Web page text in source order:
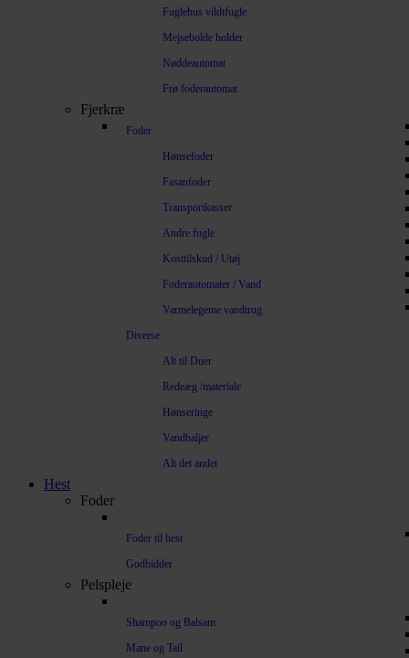
Fuglehus vildtfugle
Mejsebolde holder
Nøddeautomat
Frø foderautomat
Fjerkræ
Foder
Hønsefoder
Fasanfoder
Transportkasser
Andre fugle
Kosttilskud / Utøj
Foderautomater / Vand
Varmelegeme vandtrug
Diverse
Alt til Duer
Redeæg /materiale
Hønseringe
Vandbaljer
Alt det andet
Hest
Foder
Foder til hest
Godbidder
Pelspleje
Shampoo og Balsam
Mane og Tail